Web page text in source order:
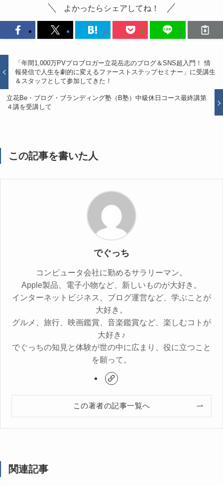
よかったらシェアしてね！
「年間1,000万PVプロブロガー立花岳志のブログ＆SNS超入門！ 情
報発信で人生を劇的に変えるファーストステップセミナー」に受講生
＆スタッフとして参加してきた！
立花Be・ブログ・ブランディング塾（B塾）中級休日コース最終講第
４講を受講して
この記事を書いた人
でぐっち
コンピュータ会社に勤めるサラリーマン。
Apple製品、電子小物など、新しいものが大好き。
インターネットビジネス、ブログ運営など、学ぶことが
大好き。
グルメ、旅行、映画鑑賞、音楽鑑賞など、楽しむコトが
大好き♪
でぐっちの知見と体験が世の中に広まり、役に立つこと
を願って。
この著者の記事一覧へ
関連記事